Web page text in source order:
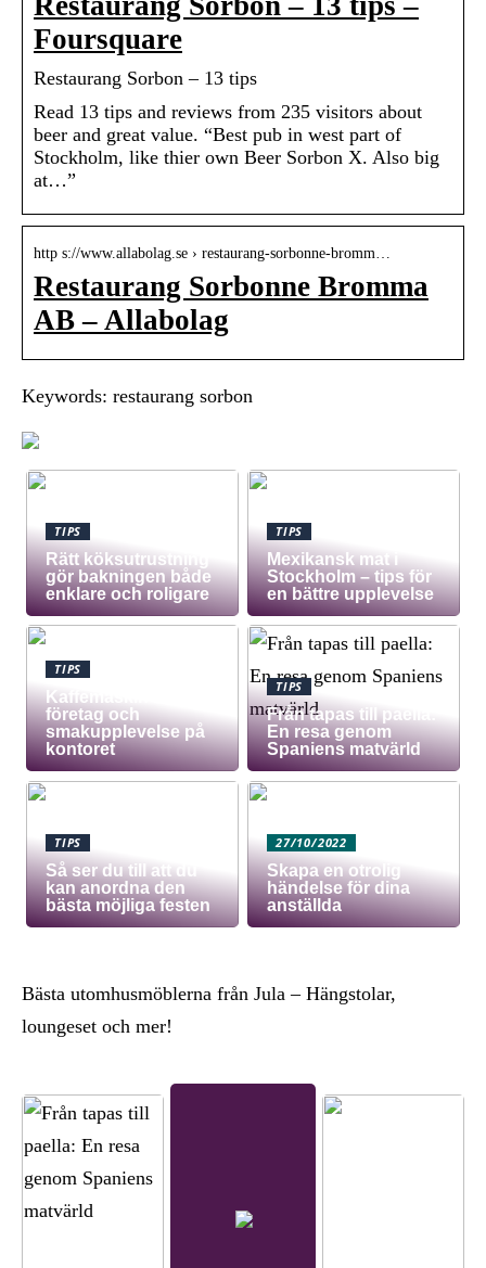
Foursquare
Restaurang Sorbon – 13 tips
Read 13 tips and reviews from 235 visitors about
beer and great value. “Best pub in west part of
Stockholm, like thier own Beer Sorbon X. Also big
at…”
http s://www.allabolag.se › restaurang-sorbonne-bromm…
Restaurang Sorbonne Bromma
AB – Allabolag
Keywords: restaurang sorbon
TIPS
Rätt köksutrustning
gör bakningen både
enklare och roligare
TIPS
Mexikansk mat i
Stockholm – tips för
en bättre upplevelse
TIPS
Kaffemaskin för
företag och
smakupplevelse på
kontoret
TIPS
Från tapas till paella:
En resa genom
Spaniens matvärld
TIPS
Så ser du till att du
kan anordna den
bästa möjliga festen
27/10/2022
Skapa en otrolig
händelse för dina
anställda
Bästa utomhusmöblerna från Jula – Hängstolar,
loungeset och mer!